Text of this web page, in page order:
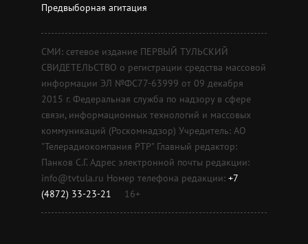
Предвыборная агитация
СМИ: сетевое издание ПЕРВЫЙ ТУЛЬСКИЙ
СВИДЕТЕЛЬСТВО о регистрации средства массовой
информации ЭЛ №ФС77-63999 от 09 декабря
2015 г. Федеральная служба по надзору в сфере
связи, информационных технологий и массовых
коммуникаций (Роскомнадзор) Учредитель: АО
"Телерадиокомпания РТР" Главный редактор:
Панков С.Г. Адрес электронной почты редакции:
info@tvtula.ru Номер телефона редакции: +7
(4872) 33-23-21
16+